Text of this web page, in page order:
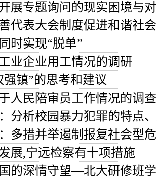
展专题询问的现实困境与
代表大会制度促进和谐社
时实现“脱单”
业企业用工情况的调研
强镇”的思考和建议
人民陪审员工作情况的调
分析校园暴力犯罪的特点
多措并举遏制报复社会型
展,宁远检察有十项措施
的深情守望—北大研修班